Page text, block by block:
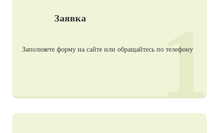
Заявка
Заполняете форму на сайте или обращайтесь по телефону
1